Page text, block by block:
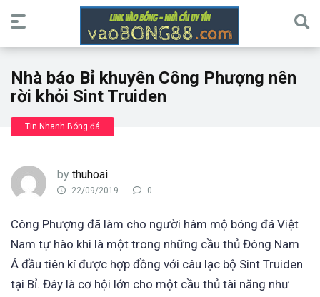
Nhà báo Bỉ khuyên Công Phượng nên
rời khỏi Sint Truiden
Tin Nhanh Bóng đá
by thuhoai
22/09/2019 0
Công Phượng đã làm cho người hâm mộ bóng đá Việt
Nam tự hào khi là một trong những cầu thủ Đông Nam
Á đầu tiên kí được hợp đồng với câu lạc bộ Sint Truiden
tại Bỉ. Đây là cơ hội lớn cho một cầu thủ tài năng như